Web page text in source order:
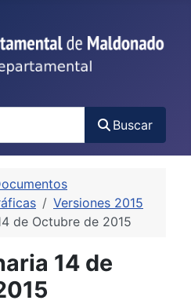
Buscar
Versiones 2015
de Octubre de 2015
14 de